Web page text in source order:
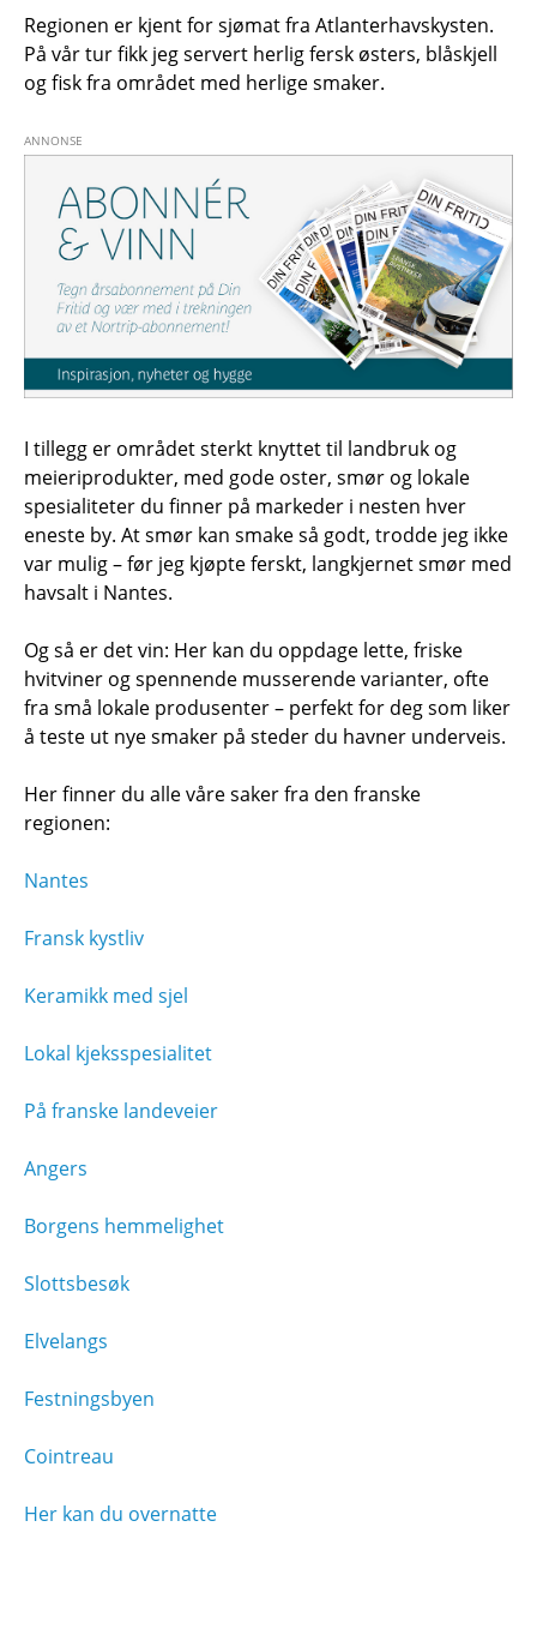
Regionen er kjent for sjømat fra Atlanterhavskysten.
På vår tur fikk jeg servert herlig fersk østers, blåskjell
og fisk fra området med herlige smaker.
I tillegg er området sterkt knyttet til landbruk og
meieriprodukter, med gode oster, smør og lokale
spesialiteter du finner på markeder i nesten hver
eneste by. At smør kan smake så godt, trodde jeg ikke
var mulig – før jeg kjøpte ferskt, langkjernet smør med
havsalt i Nantes.
Og så er det vin: Her kan du oppdage lette, friske
hvitviner og spennende musserende varianter, ofte
fra små lokale produsenter – perfekt for deg som liker
å teste ut nye smaker på steder du havner underveis.
Her finner du alle våre saker fra den franske
regionen:
Nantes
Fransk kystliv
Keramikk med sjel
Lokal kjeksspesialitet
På franske landeveier
Angers
Borgens hemmelighet
Slottsbesøk
Elvelangs
Festningsbyen
Cointreau
Her kan du overnatte